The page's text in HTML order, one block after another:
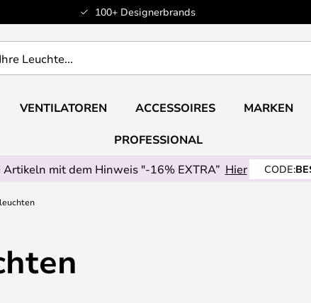
100+ Designerbrands
VENTILATOREN ACCESSOIRES MARKEN
PROFESSIONAL
mit dem Hinweis "-16% EXTRA” Hier CODE: